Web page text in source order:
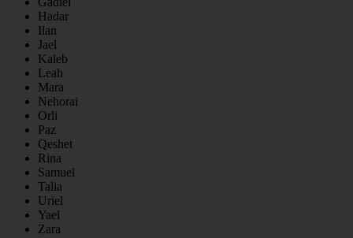
Hadar
Ilan
Jael
Kaleb
Leah
Mara
Nehorai
Orli
Paz
Qeshet
Rina
Samuel
Talia
Uriel
Yael
Zara